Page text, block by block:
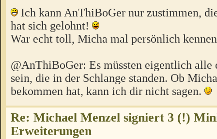
Ich kann AnThiBoGer nur zustimmen,
hat sich gelohnt!
War echt toll, Micha mal persönlich
@AnThiBoGer: Es müssten eigentlich alle
sein, die in der Schlange standen. Ob
bekommen hat, kann ich dir nicht sagen.
Re: Michael Menzel signiert 3 (!)
Erweiterungen